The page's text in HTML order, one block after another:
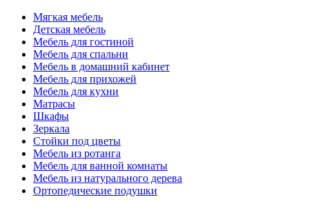
Мягкая мебель
Детская мебель
Мебель для гостиной
Мебель для спальни
Мебель в домашний кабинет
Мебель для прихожей
Мебель для кухни
Матрасы
Шкафы
Зеркала
Стойки под цветы
Мебель из ротанга
Мебель для ванной комнаты
Мебель из натурального дерева
Ортопедические подушки